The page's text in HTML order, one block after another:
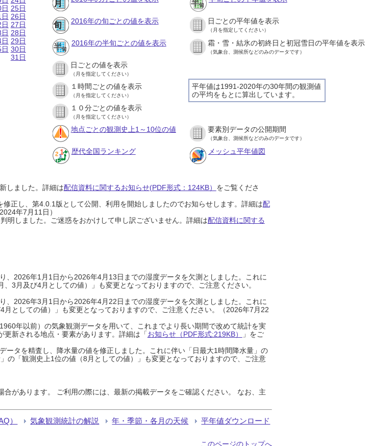
25日
26日
27日
28日
29日
30日
31日
2016年の旬ごとの値を表示 日ごとの平年値を表示
（月を指定してください）
2016年の半旬ごとの値を表示 霜・雪・結氷の初終日と初冠雪日の平年値を表示
（気象台、測候所などのみのデータです）
日ごとの値を表示
（月を指定してください）
平年値は1991-2020年の30年間の観測値
の平均をもとに算出しています。
１時間ごとの値を表示
（月を指定してください）
１０分ごとの値を表示
（月を指定してください）
地点ごとの観測史上1～10位の値 要素別データの公開期間
（気象台、測候所などのみのデータです）
歴代全国ランキング メッシュ平年値図
しました。詳細は配信資料に関するお知らせ(PDF形式：124KB） をご覧くださ
正し、第4.0.1版として公開、利用を開始しましたのでお知らせします。詳細は配
年7月11日）
明しました。ご迷惑をおかけして申し訳ございません。詳細は配信資料に関する
、2026年1月1日から2026年4月13日までの湿度データを欠測としました。これに
3月及び4月としての値）」も変更となっておりますので、ご注意ください。
、2026年3月1日から2026年4月22日までの湿度データを欠測としました。これに
としての値）」も変更となっておりますので、ご注意ください。（2026年7月22
年以前）の気象観測データを用いて、これまでより長い期間で改めて統計を実
新される地点・要素があります。詳細は「お知らせ（PDF形式:219KB）
」をご
ータを精査し、降水量の値を修正しました。これに伴い「日最大1時間降水量」の
の「観測史上1位の値（8月としての値）」も変更となっておりますので、ご注意
があります。 ご利用の際には、最新の掲載データをご確認ください。 なお、主
） 気象観測統計の解説 年・季節・各月の天候 平年値ダウンロード
このページのトップへ